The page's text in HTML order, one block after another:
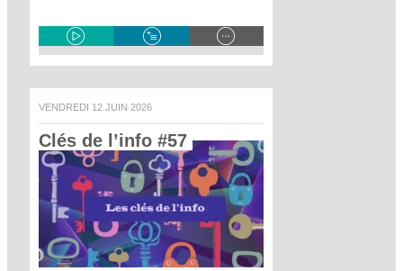
VENDREDI 12 JUIN 2026
Clés de l’info #57